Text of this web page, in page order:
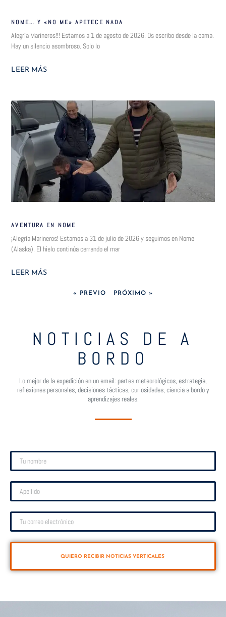
NOME… Y «NO ME» APETECE NADA
Alegría Marineros!!! Estamos a 1 de agosto de 2026. Os escribo desde la cama.
Hay un silencio asombroso. Solo lo
LEER MÁS
AVENTURA EN NOME
¡Alegría Marineros! Estamos a 31 de julio de 2026 y seguimos en Nome
(Alaska). El hielo continúa cerrando el mar
LEER MÁS
« PREVIO PRÓXIMO »
NOTICIAS DE A
BORDO
Lo mejor de la expedición en un email: partes meteorológicos, estrategia,
reflexiones personales, decisiones tácticas, curiosidades, ciencia a bordo y
aprendizajes reales.
QUIERO RECIBIR NOTICIAS VERTICALES